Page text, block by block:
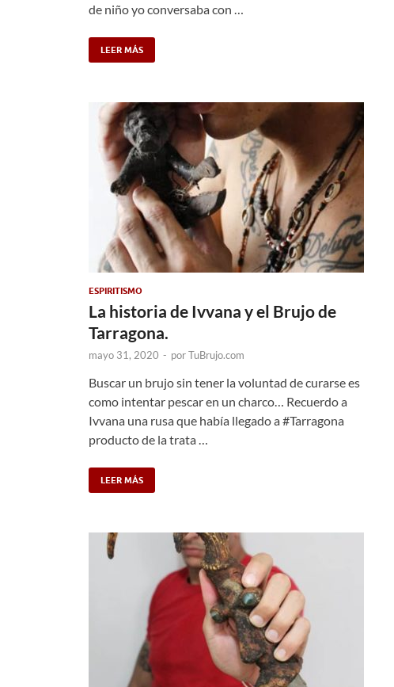
de niño yo conversaba con …
LEER MÁS
ESPIRITISMO
La historia de Ivvana y el Brujo de
Tarragona.
mayo 31, 2020 - porTuBrujo.com
Buscar un brujo sin tener la voluntad de curarse es
como intentar pescar en un charco… Recuerdo a
Ivvana una rusa que había llegado a #Tarragona
producto de la trata …
LEER MÁS